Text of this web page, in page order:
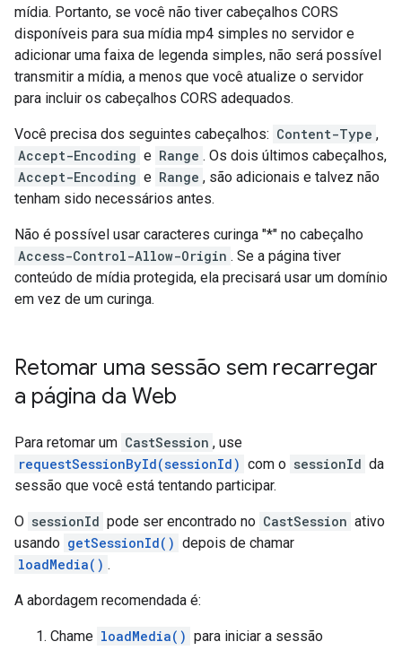
mídia. Portanto, se você não tiver cabeçalhos CORS
disponíveis para sua mídia mp4 simples no servidor e
adicionar uma faixa de legenda simples, não será possível
transmitir a mídia, a menos que você atualize o servidor
para incluir os cabeçalhos CORS adequados.
Você precisa dos seguintes cabeçalhos: Content-Type ,
Accept-Encoding e Range . Os dois últimos cabeçalhos,
Accept-Encoding e Range , são adicionais e talvez não
tenham sido necessários antes.
Não é possível usar caracteres curinga "*" no cabeçalho
Access-Control-Allow-Origin . Se a página tiver
conteúdo de mídia protegida, ela precisará usar um domínio
em vez de um curinga.
Retomar uma sessão sem recarregar
a página da Web
Para retomar um CastSession , use
requestSessionById(sessionId) com o sessionId da
sessão que você está tentando participar.
O sessionId pode ser encontrado no CastSession ativo
usando getSessionId() depois de chamar
loadMedia() .
A abordagem recomendada é:
Chame loadMedia() para iniciar a sessão